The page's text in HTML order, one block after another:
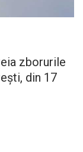
zborurile
din 17